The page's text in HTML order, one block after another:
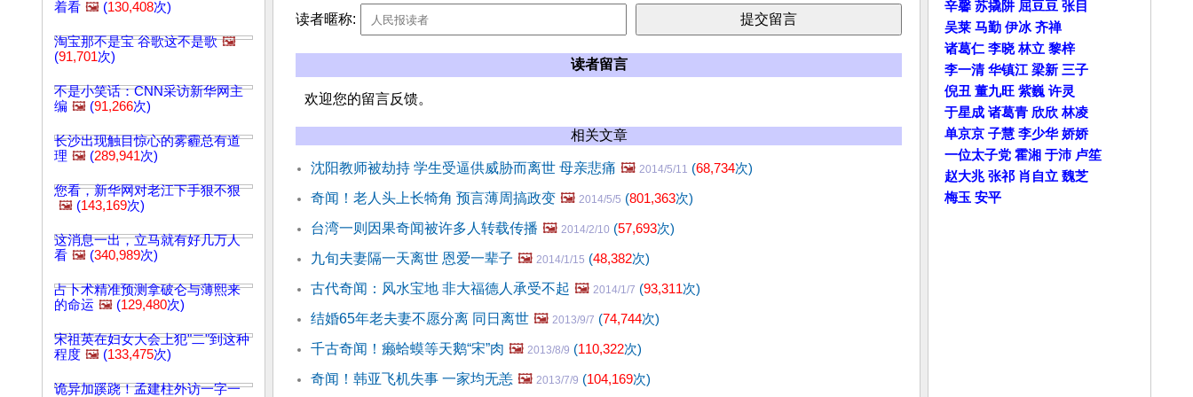
着看 🖼️ (130,408次)
淘宝那不是宝 谷歌这不是歌 🖼️
(91,701次)
不是小笑话：CNN采访新华网主
编 🖼️ (91,266次)
长沙出现触目惊心的雾霾总有道
理 🖼️ (289,941次)
您看，新华网对老江下手狠不狠
🖼️ (143,169次)
这消息一出，立马就有好几万人
看 🖼️ (340,989次)
占卜术精准预测拿破仑与薄熙来
的命运 🖼️ (129,480次)
宋祖英在妇女大会上犯"二"到这种
程度 🖼️ (133,475次)
诡异加蹊跷！孟建柱外访一字一
读者暱称:
读者留言
欢迎您的留言反馈。
相关文章
沈阳教师被劫持 学生受逼供威胁而离世 母亲悲痛 🖼️ 2014/5/11 (68,734次)
奇闻！老人头上长犄角 预言薄周搞政变 🖼️ 2014/5/5 (801,363次)
台湾一则因果奇闻被许多人转载传播 🖼️ 2014/2/10 (57,693次)
九旬夫妻隔一天离世 恩爱一辈子 🖼️ 2014/1/15 (48,382次)
古代奇闻：风水宝地 非大福德人承受不起 🖼️ 2014/1/7 (93,311次)
结婚65年老夫妻不愿分离 同日离世 🖼️ 2013/9/7 (74,744次)
千古奇闻！癞蛤蟆等天鹅“宋”肉 🖼️ 2013/8/9 (110,322次)
奇闻！韩亚飞机失事 一家均无恙 🖼️ 2013/7/9 (104,169次)
辛馨 苏撬阱 屈豆豆 张目
吴莱 马勤 伊冰 齐禅
诸葛仁 李晓 林立 黎梓
李一清 华镇江 梁新 三子
倪丑 董九旺 紫巍 许灵
于星成 诸葛青 欣欣 林凌
单京京 子慧 李少华 娇娇
一位太子党 霍湘 于沛 卢笙
赵大兆 张祁 肖自立 魏芝
梅玉 安平